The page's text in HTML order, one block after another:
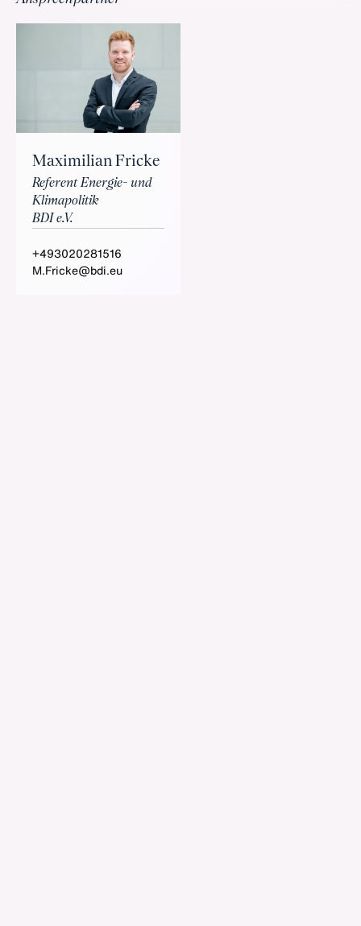
Maximilian Fricke
Referent Energie- und
Klimapolitik
BDI e.V.
+493020281516
M.Fricke@bdi.eu